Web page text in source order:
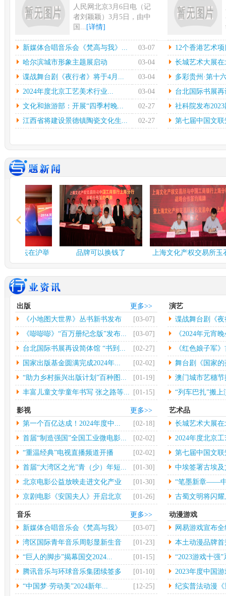
人民网北京3月6日电（记
者刘颖颖）3月5日，由中
国... [详情]
新媒体合唱音乐会《梵...
中新网上海3月6日电在指
挥彼得•迪克斯特拉的率领
下...[详情]
12
本
陈
中
哈尔滨城市形象主题展...
光明日报北京2月27日电
（记者鲁元珍、张斐晔）2
7... [详情]
长
中
莹
[
由北京反掌娱乐文化有限
中
2024年度北京工艺...
中新网北京3月3日电(记者
应妮)从“冰墩墩”到“兔...
[详
情]
台
中
32
[
文化和旅游部：开展“...
人民网北京2月26日电（记
社
中
本报南昌2月26日电（记者
朱磊）记者从江西省景德
镇...[详情]
光
（
文
新媒体合唱音乐会《梵高与我》... 03-07
12个香港艺术
哈尔滨城市形象主题展启动
03-04
长城艺术大展
谍战舞台剧《夜行者》将于4月...
03-04
多彩贵州·第十
2024年度北京工艺美术行业...
03-04
台北国际书展
文化和旅游部：开展“四季村晚...
02-27
社科院发布
江西省将建设景德镇陶瓷文化生...
02-27 第七届中国文
坛在沪举 品牌可以换钱了
上海文化产权交易所玉石
交易中...
更多>>
出版
《小地图大世界》丛书新书发布
会...
[03-07]
《嘭嘭嘭》“百万册纪念版”发布...
[03-07]
台北国际书展再设简体馆 “书到...
[02-27]
国家出版基金圆满完成2024年...
[02-02]
“助力乡村振兴出版计划”百种图...
[01-19]
丰富儿童文学童年书写 张之路等...
[01-15]
演艺
谍战舞台剧《
《2024年元宵
《红色娘子军
舞台剧《国家
大...
澳门城市艺穗
“列车巴扎”搬上
更多>>
影视
第一个百亿达成！2024年度中...
[02-18]
首届“制造强国”全国工业微电影...
[02-02]
“重温经典”电视直播频道开播
[02-02]
首届“大湾区之光”青（少）年短...
[01-30]
北京电影公益放映走进文化产业
园...
[01-30]
京剧电影《安国夫人》开启北京
长...
[01-26]
艺术品
长城艺术大展
行
2024年度北京
第七届中国文
术...
中埃签署古埃
物...
“笔墨新章——
古蜀文明将闪
更多>>
音乐
新媒体合唱音乐会《梵高与我》
中...
[03-07]
湾区国际青年音乐周彰显新生音
乐...
[01-23]
“巨人的脚步”揭幕国交2024...
[01-15]
腾讯音乐与环球音乐集团续签多
年...
[01-10]
“中国梦·劳动美”2024新年...
[12-25]
动漫游戏
网易游戏宣布
年...
本土动漫品牌
“2023游戏十强
2023年度中国
纪实普法动漫